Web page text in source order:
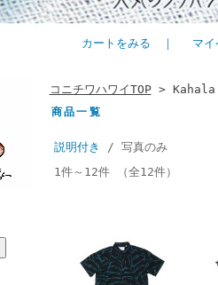
カートをみる ｜ マ
コニチワハワイTOP> Kahala
商品一覧
説明付き
/ 写真のみ
1件～12件 （全12件）